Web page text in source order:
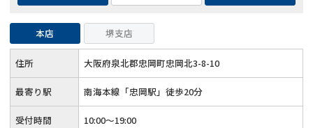
本店 堺支店
住所 大阪府泉北郡忠岡町忠岡北3-8-10
最寄り駅 南海本線「忠岡駅」徒歩20分
受付時間 10:00～19:00